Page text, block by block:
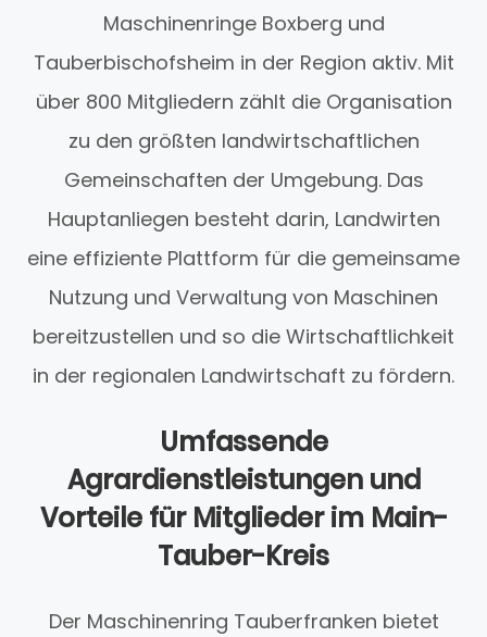
Maschinenringe Boxberg und
Tauberbischofsheim in der Region aktiv. Mit
über 800 Mitgliedern zählt die Organisation
zu den größten landwirtschaftlichen
Gemeinschaften der Umgebung. Das
Hauptanliegen besteht darin, Landwirten
eine effiziente Plattform für die gemeinsame
Nutzung und Verwaltung von Maschinen
bereitzustellen und so die Wirtschaftlichkeit
in der regionalen Landwirtschaft zu fördern.
Umfassende
Agrardienstleistungen und
Vorteile für Mitglieder im Main-
Tauber-Kreis
Der Maschinenring Tauberfranken bietet